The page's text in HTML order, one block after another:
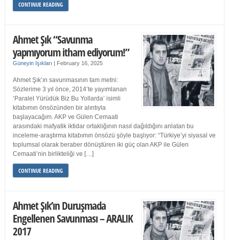
CONTINUE READING
Ahmet Şık “Savunma
yapmıyorum itham ediyorum!”
Güneyin Işıkları | February 16, 2025
Ahmet Şık’ın savunmasının tam metni:
Sözlerime 3 yıl önce, 2014’te yayımlanan
‘Paralel Yürüdük Biz Bu Yollarda’ isimli
kitabımın önsözünden bir alıntıyla
başlayacağım. AKP ve Gülen Cemaati
arasındaki mafyatik iktidar ortaklığının nasıl dağıldığını anlatan bu
inceleme-araştırma kitabımın önsözü şöyle başlıyor: “Türkiye’yi siyasal ve
toplumsal olarak beraber dönüştüren iki güç olan AKP ile Gülen
Cemaati’nin birlikteliği ve […]
CONTINUE READING
Ahmet Şık’ın Duruşmada
Engellenen Savunması – ARALIK
2017